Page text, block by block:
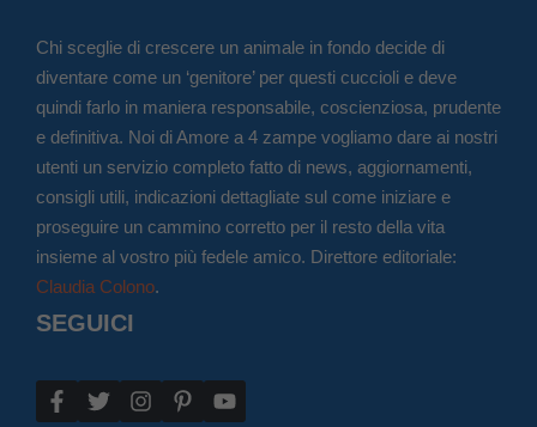
Chi sceglie di crescere un animale in fondo decide di
diventare come un ‘genitore’ per questi cuccioli e deve
quindi farlo in maniera responsabile, coscienziosa, prudente
e definitiva. Noi di Amore a 4 zampe vogliamo dare ai nostri
utenti un servizio completo fatto di news, aggiornamenti,
consigli utili, indicazioni dettagliate sul come iniziare e
proseguire un cammino corretto per il resto della vita
insieme al vostro più fedele amico. Direttore editoriale:
Claudia Colono.
SEGUICI